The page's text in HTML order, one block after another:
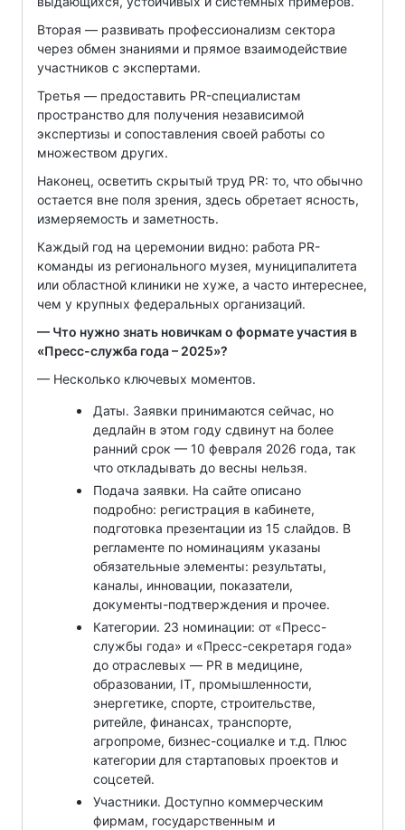
Вторая — развивать профессионализм сектора
через обмен знаниями и прямое взаимодействие
участников с экспертами.
Третья — предоставить PR-специалистам
пространство для получения независимой
экспертизы и сопоставления своей работы со
множеством других.
Наконец, осветить скрытый труд PR: то, что обычно
остается вне поля зрения, здесь обретает ясность,
измеряемость и заметность.
Каждый год на церемонии видно: работа PR-
команды из регионального музея, муниципалитета
или областной клиники не хуже, а часто интереснее,
чем у крупных федеральных организаций.
— Что нужно знать новичкам о формате участия в
«Пресс-служба года – 2025»?
— Несколько ключевых моментов.
Даты. Заявки принимаются сейчас, но
дедлайн в этом году сдвинут на более
ранний срок — 10 февраля 2026 года, так
что откладывать до весны нельзя.
Подача заявки. На сайте описано
подробно: регистрация в кабинете,
подготовка презентации из 15 слайдов. В
регламенте по номинациям указаны
обязательные элементы: результаты,
каналы, инновации, показатели,
документы-подтверждения и прочее.
Категории. 23 номинации: от «Пресс-
службы года» и «Пресс-секретаря года»
до отраслевых — PR в медицине,
образовании, IT, промышленности,
энергетике, спорте, строительстве,
ритейле, финансах, транспорте,
агропроме, бизнес-социалке и т.д. Плюс
категории для стартаповых проектов и
соцсетей.
Участники. Доступно коммерческим
фирмам, государственным и